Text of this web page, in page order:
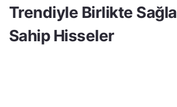
Trendiyle Birlikte
Sahip Hisseler